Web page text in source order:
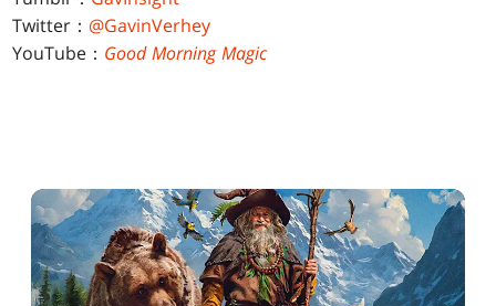
Twitter： @GavinVerhey
YouTube： Good Morning Magic